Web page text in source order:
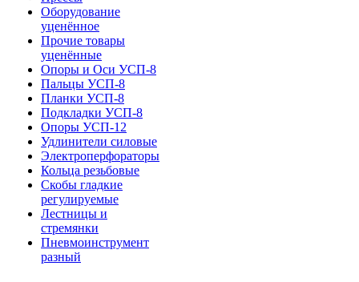
Оборудование
уценённое
Прочие товары
уценённые
Опоры и Оси УСП-8
Пальцы УСП-8
Планки УСП-8
Подкладки УСП-8
Опоры УСП-12
Удлинители силовые
Электроперфораторы
Кольца резьбовые
Скобы гладкие
регулируемые
Лестницы и
стремянки
Пневмоинструмент
разный